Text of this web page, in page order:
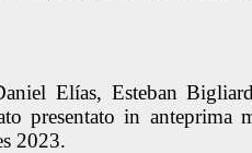
Elías, Esteban
presentato in anteprima
2023.